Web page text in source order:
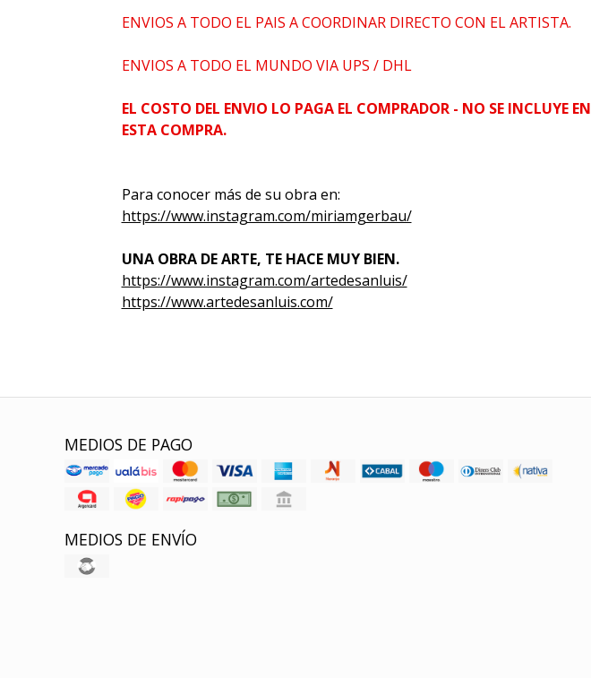
ENVIOS A TODO EL PAIS A COORDINAR DIRECTO CON EL ARTISTA.
ENVIOS A TODO EL MUNDO VIA UPS / DHL
EL COSTO DEL ENVIO LO PAGA EL COMPRADOR - NO SE INCLUYE EN
ESTA COMPRA.
Para conocer más de su obra en:
https://www.instagram.com/miriamgerbau/
UNA OBRA DE ARTE, TE HACE MUY BIEN.
https://www.instagram.com/artedesanluis/
https://www.artedesanluis.com/
MEDIOS DE PAGO
MEDIOS DE ENVÍO